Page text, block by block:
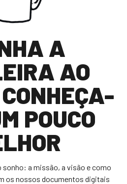
A
AO
POUCO
sonho: a missão, a visão e como
os nossos documentos digitais